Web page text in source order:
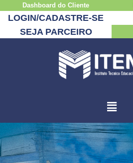
Dashboard do Cliente
LOGIN/CADASTRE-SE
SEJA PARCEIRO